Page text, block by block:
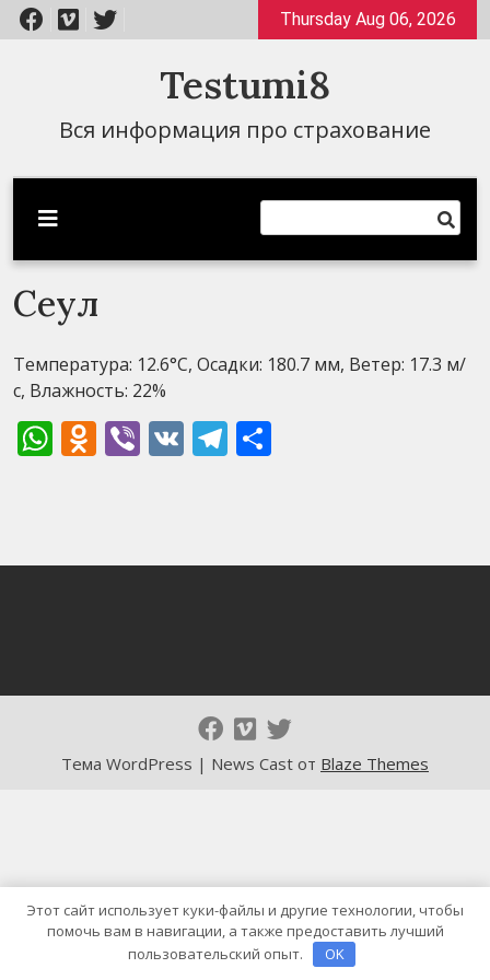
Перейти
к
Thursday Aug 06, 2026
Testumi8
Вся информация про страхование
Сеул
Температура: 12.6°C, Осадки: 180.7 мм, Ветер: 17.3 м/
с, Влажность: 22%
WhatsApp
Odnoklassniki
Viber
VK Telegram
Тема WordPress | News Cast от Blaze Themes
Этот сайт использует куки-файлы и другие технологии, чтобы
помочь вам в навигации, а также предоставить лучший
пользовательский опыт.
OK